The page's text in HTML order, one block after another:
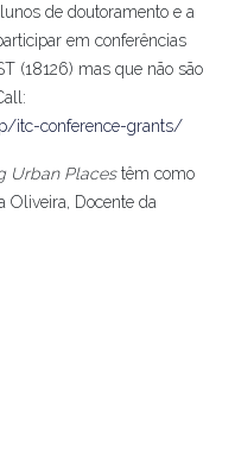
de doutoramento e a
em conferências
(18126) mas que não são
itc-conference-grants/
Urban Placestêm como
Oliveira, Docente da